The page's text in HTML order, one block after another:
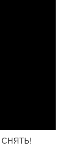
СНЯТЬ!